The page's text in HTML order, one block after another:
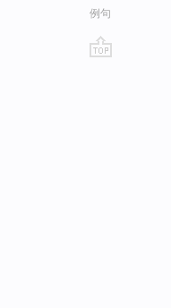
例句